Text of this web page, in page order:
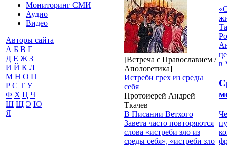
Мониторинг СМИ
Аудио
Видео
Авторы сайта
А Б В Г
Д Е Ж З
И Й К Л
М Н О П
Р С Т У
Ф Х Ц Ч
Ш Щ Э Ю
Я
[Встреча с Православием /
Апологетика]
Истреби грех из среды
себя
Протоиерей Андрей
Ткачев
В Писании Ветхого
Завета часто повторяются
слова «истреби зло из
среды себя», «истреби зло
в